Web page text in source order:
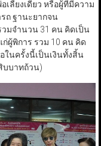
ลี้ยงเดี่ยว หรือผู้ที่มีความ
ถ ฐานะยากจน
มจำนวน 31 คน คิดเป็น
ผู้พิการ รวม 10 คน คิด
ในครั้งนี้เป็นเงินทั้งสิ้น
บบาทถ้วน)